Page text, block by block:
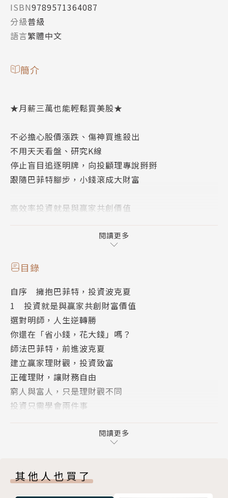
ISBN9789571364087
分級普級
語言繁體中文
簡介
★月薪三萬也能輕鬆買美股★
不必擔心股價漲跌、傷神買進殺出
不用天天看盤、研究K線
停止盲目追逐明牌，向投顧理專說掰掰
跟隨巴菲特腳步，小錢滾成大財富
高效率投資就是與贏家共創價值
享有財務自由的生活不再遙不可及
每季直接為你算出波克夏的合理買進股價
收錄超過100張圖表，逐步詳解跨海開戶看盤方式
讓你用手機或電腦就能輕鬆操作
創造其他投資專家無法保證的萬倍報酬
讓你夜夜睡得安穩，年年獲利創新高
作者介紹
邱涵能
國立屏東科技大學EMBA碩士，巴菲特主義價值投資
（邱涵能）」粉絲團長。
式投資，最愛波克夏股票，時時評估企業價值，理解市
閱讀更多
目錄
自序 擁抱巴菲特，投資波克夏
1 投資就是與贏家共創財富價值
選對明師，人生逆轉勝
你還在「省小錢，花大錢」嗎？
師法巴菲特，前進波克夏
建立贏家理財觀，投資致富
正確理財，讓財務自由
窮人與富人，只是理財觀不同
投資只需學會兩件事
波克夏股票，不再可望不可及
閱讀更多
其他人也買了